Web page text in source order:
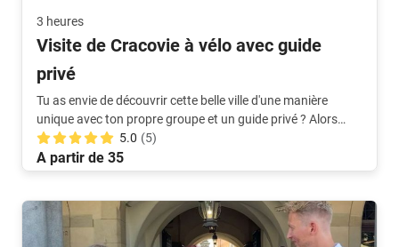
3 heures
Visite de Cracovie à vélo avec guide
privé
Tu as envie de découvrir cette belle ville d'une manière
unique avec ton propre groupe et un guide privé ? Alors
cette visite à vélo est idéale !
5.0 (5)
A partir de 35